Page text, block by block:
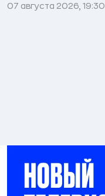
07 августа 2026, 19:30